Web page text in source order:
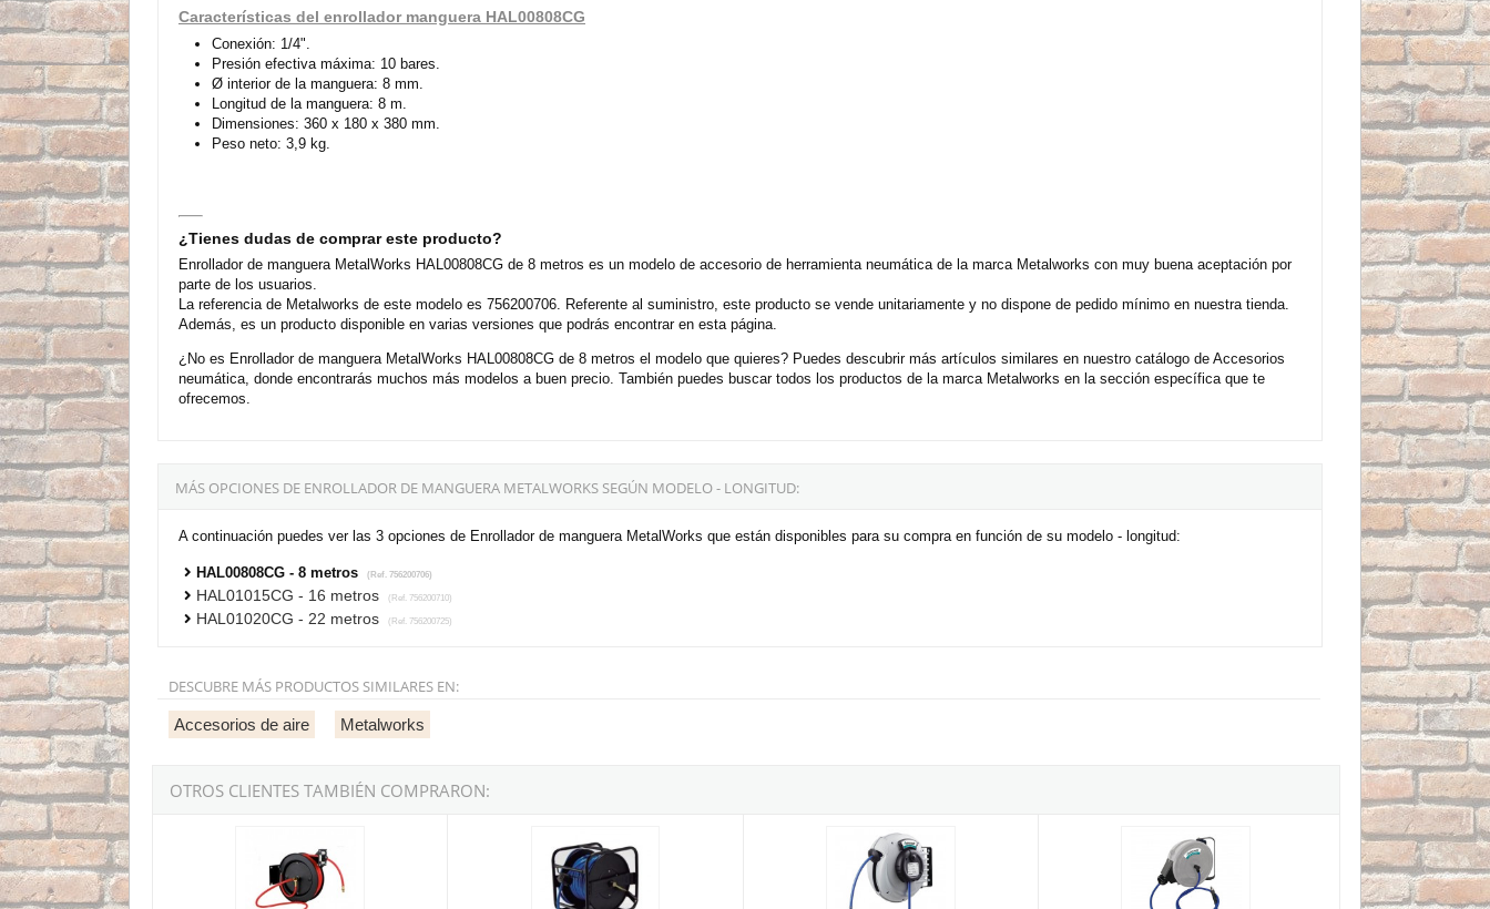
Características del enrollador manguera HAL00808CG
Conexión: 1/4".
Presión efectiva máxima: 10 bares.
Ø interior de la manguera: 8 mm.
Longitud de la manguera: 8 m.
Dimensiones: 360 x 180 x 380 mm.
Peso neto: 3,9 kg.
¿Tienes dudas de comprar este producto?
Enrollador de manguera MetalWorks HAL00808CG de 8 metros es un modelo de accesorio de herramienta neumática de la marca Metalworks con muy buena aceptación por
parte de los usuarios.
La referencia de Metalworks de este modelo es 756200706. Referente al suministro, este producto se vende unitariamente y no dispone de pedido mínimo en nuestra tienda.
Además, es un producto disponible en varias versiones que podrás encontrar en esta página.
¿No es Enrollador de manguera MetalWorks HAL00808CG de 8 metros el modelo que quieres? Puedes descubrir más artículos similares en nuestro catálogo de Accesorios
neumática, donde encontrarás muchos más modelos a buen precio. También puedes buscar todos los productos de la marca Metalworks en la sección específica que te
ofrecemos.
MÁS OPCIONES DE ENROLLADOR DE MANGUERA METALWORKS SEGÚN MODELO - LONGITUD:
A continuación puedes ver las 3 opciones de Enrollador de manguera MetalWorks que están disponibles para su compra en función de su modelo - longitud:
HAL00808CG - 8 metros (Ref. 756200706)
HAL01015CG - 16 metros (Ref. 756200710)
HAL01020CG - 22 metros (Ref. 756200725)
DESCUBRE MÁS PRODUCTOS SIMILARES EN:
Accesorios de aire Metalworks
OTROS CLIENTES TAMBIÉN COMPRARON:
Enrollador de manguera Aircraft SAR 9.5/15 PRO de 15